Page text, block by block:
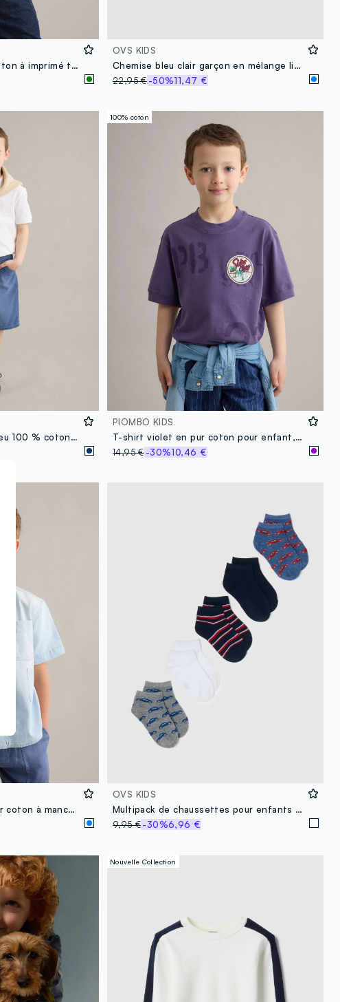
Chemise verte 100 % coton à imprimé tropical
OVS KIDS
Chemise bleu clair garçon en mélange lin et coton, coupe regular
22,95 €-50%11,47 €
Short cargo en denim bleu 100 % coton pour garçon, coupe baggy
100% coton
PIOMBO KIDS
T-shirt violet en pur coton pour enfant, coupe régulière avec patch
14,95 €-30%10,46 €
Chemise bleu clair en pur coton à manches courtes
OVS KIDS
Multipack de chaussettes pour enfants en mélange de coton multicolore coupe régulière
9,95 €-30%6,96 €
Nouvelle Collection